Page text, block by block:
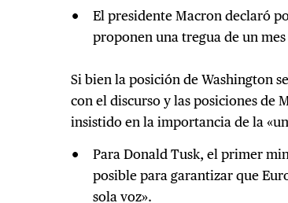
El presidente Macron declaró
proponen una tregua de un mes
Si bien la posición de Washington
con el discurso y las posiciones de
insistido en la importancia de la
Para Donald Tusk, el primer
posible para garantizar que
sola voz».